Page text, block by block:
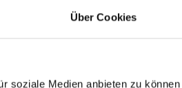
Über Cookies
soziale Medien anbieten zu können